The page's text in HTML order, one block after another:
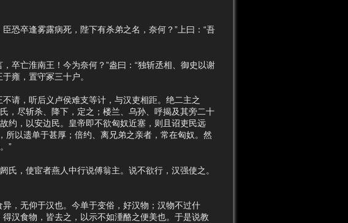
卒逢雾露病死，陛下有杀弟之名，奈何？”上曰：“吾
亡淮南王！今为奈何？”盎曰：“独斩丞相、御史以谢
雍，置守冢三十户。
请，听后义卢侯难支等计，与汉吏相距。绝二主之
，尽斩杀、降下，定之；楼兰、乌孙、呼揭及其旁二十
约，以安边民。皇帝即不欲匈奴近塞，则且诏吏民远
所以遗单于甚厚；倍约、离兄弟之亲者，常在匈奴。然
”
，使宦者燕人中行说傅翁主。说不欲行，汉强使之。
，无仰于汉也。今单于变俗，好汉物；汉物不过什
汉食物，皆去之，以示不如湩酪之便美也。于是说教